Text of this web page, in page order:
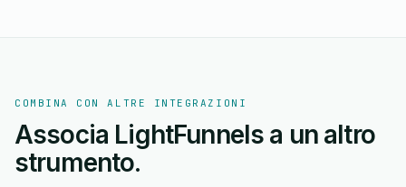
COMBINA CON ALTRE INTEGRAZIONI
Associa LightFunnels a un altro
strumento.